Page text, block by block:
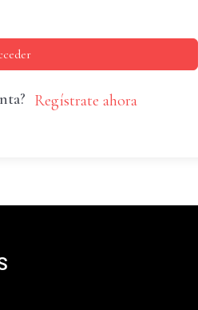
Regístrate ahora